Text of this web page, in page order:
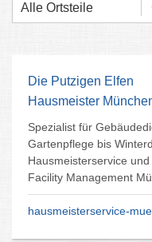
Alle Ortsteile
Die Putzigen Elfen
Hausmeister
Spezialist für
Gartenpflege bis
Hausmeisterservice und
Facility Management
hausmeisterservice-